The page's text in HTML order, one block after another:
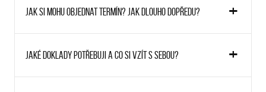
Jak si mohu objednat termín? Jak dlouho dopředu?
Jaké doklady potřebuji a co si vzít s sebou?